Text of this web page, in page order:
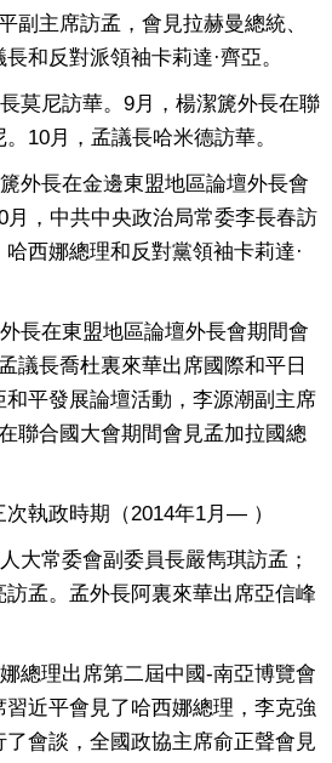
副主席訪孟，會見拉赫曼總統、
和反對派領袖卡莉達·齊亞。
尼訪華。9月，楊潔篪外長在聯
10月，孟議長哈米德訪華。
長在金邊東盟地區論壇外長會
月，中共中央政治局常委李長春訪
西娜總理和反對黨領袖卡莉達·
在東盟地區論壇外長會期間會
議長喬杜裏來華出席國際和平日
平發展論壇活動，李源潮副主席
聯合國大會期間會見孟加拉國總
執政時期（2014年1月— ）
常委會副委員長嚴雋琪訪孟；
孟。孟外長阿裏來華出席亞信峰
理出席第二屆中國-南亞博覽會
近平會見了哈西娜總理，李克強
會談，全國政協主席俞正聲會見